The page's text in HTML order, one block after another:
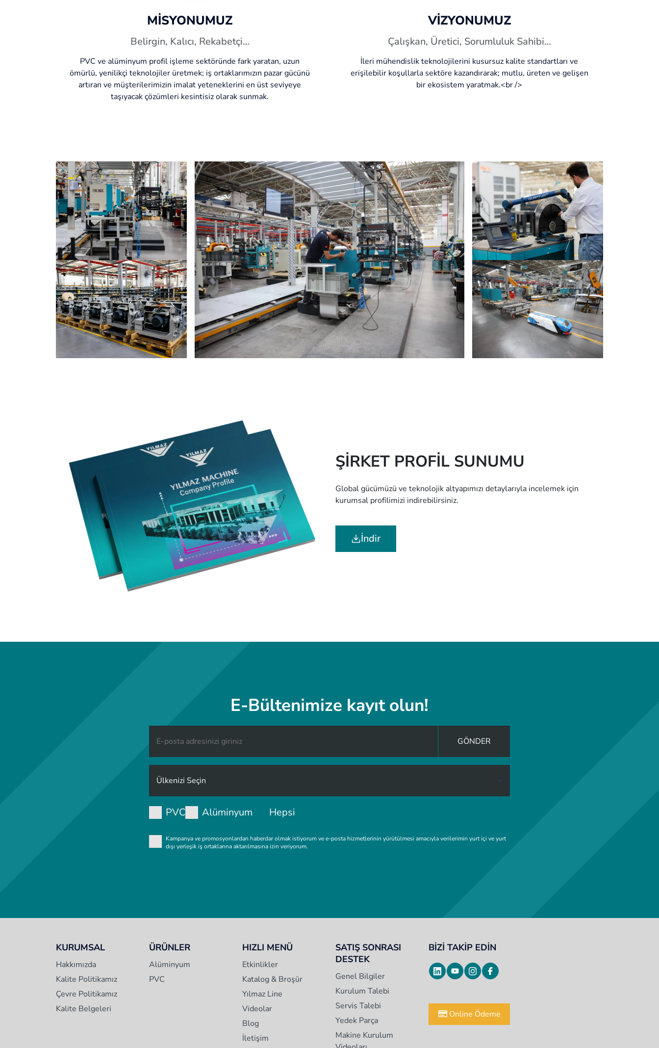
MİSYONUMUZ
Belirgin, Kalıcı, Rekabetçi…
PVC ve alüminyum profil işleme sektöründe fark yaratan, uzun
ömürlü, yenilikçi teknolojiler üretmek; iş ortaklarımızın pazar gücünü
artıran ve müşterilerimizin imalat yeteneklerini en üst seviyeye
taşıyacak çözümleri kesintisiz olarak sunmak.
VİZYONUMUZ
Çalışkan, Üretici, Sorumluluk Sahibi…
İleri mühendislik teknolojilerini kusursuz kalite standartları ve
erişilebilir koşullarla sektöre kazandırarak; mutlu, üreten ve gelişen
bir ekosistem yaratmak.<br />
ŞİRKET PROFİL SUNUMU
Global gücümüzü ve teknolojik altyapımızı detaylarıyla incelemek için
kurumsal profilimizi indirebilirsiniz.
İndir
E-Bültenimize kayıt olun!
GÖNDER
PVC Alüminyum Hepsi
Kampanya ve promosyonlardan haberdar olmak istiyorum ve e-posta hizmetlerinin yürütülmesi amacıyla verilerimin yurt içi ve yurt
dışı yerleşik iş ortaklarına aktarılmasına izin veriyorum.
KURUMSAL
Hakkımızda
Kalite Politikamız
Çevre Politikamız
Kalite Belgeleri
ÜRÜNLER
Alüminyum
PVC
HIZLI MENÜ
Etkinlikler
Katalog & Broşür
Yılmaz Line
Videolar
Blog
İletişim
SATIŞ SONRASI
DESTEK
Genel Bilgiler
Kurulum Talebi
Servis Talebi
Yedek Parça
Makine Kurulum
BİZİ TAKİP EDİN
Online Ödeme